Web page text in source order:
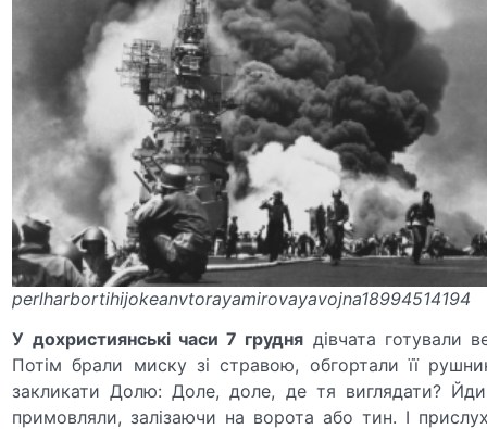
perlharbortihijokeanvtorayamirovayavojna18994514194
У дохристиянські часи 7 грудня дівчата готували
Потім брали миску зі стравою, обгортали її
закликати Долю: Доле, доле, де тя виглядати?
примовляли, залізаючи на ворота або тин. І